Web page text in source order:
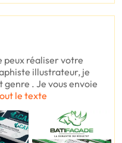
peux réaliser votre
illustrateur, je
genre . Je vous envoie
le texte